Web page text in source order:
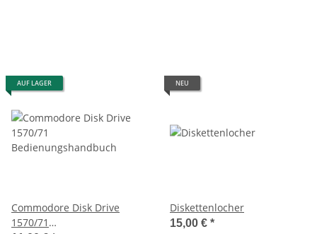
AUF LAGER
Commodore Disk Drive
1570/71
NEU
Diskettenlocher
15,00 € *